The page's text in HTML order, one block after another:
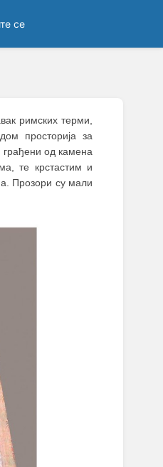
се
римских терми,
просторија за
грађени од камена
те крстастим и
Прозори су мали